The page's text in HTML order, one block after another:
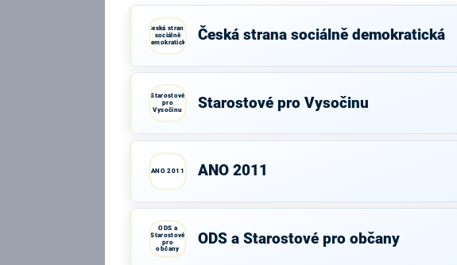
Česká strana
sociálně
demokratická
Česká strana sociálně demokratická
Starostové
pro
Vysočinu
Starostové pro Vysočinu
ANO 2011 ANO 2011
ODS a
Starostové
pro
občany
ODS a Starostové pro občany